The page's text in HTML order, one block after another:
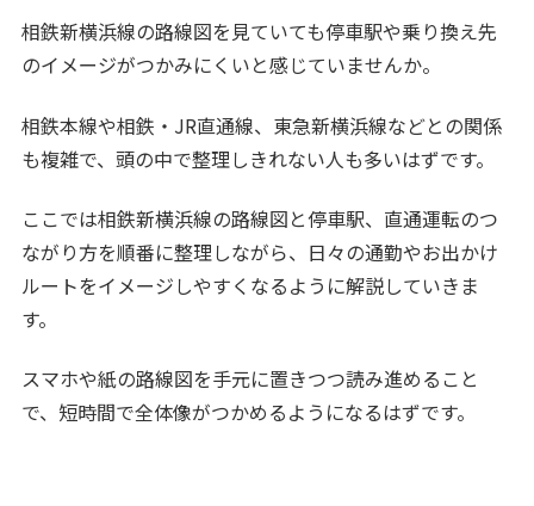
相鉄新横浜線の路線図を見ていても停車駅や乗り換え先
のイメージがつかみにくいと感じていませんか。
相鉄本線や相鉄・JR直通線、東急新横浜線などとの関係
も複雑で、頭の中で整理しきれない人も多いはずです。
ここでは相鉄新横浜線の路線図と停車駅、直通運転のつ
ながり方を順番に整理しながら、日々の通勤やお出かけ
ルートをイメージしやすくなるように解説していきま
す。
スマホや紙の路線図を手元に置きつつ読み進めること
で、短時間で全体像がつかめるようになるはずです。